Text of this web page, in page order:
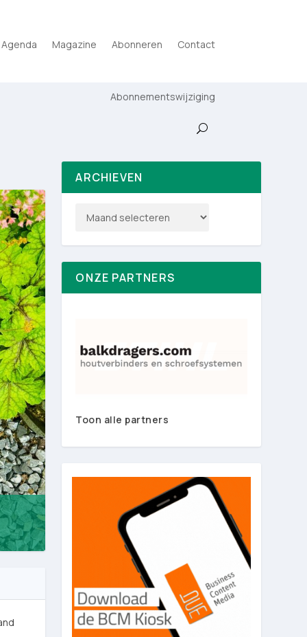
Agenda Magazine Abonneren Contact
Abonnementswijziging
ARCHIEVEN
ONZE PARTNERS
Toon alle partners